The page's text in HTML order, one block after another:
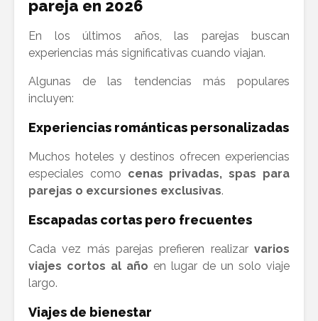
pareja en 2026
En los últimos años, las parejas buscan
experiencias más significativas cuando viajan.
Algunas de las tendencias más populares
incluyen:
Experiencias románticas personalizadas
Muchos hoteles y destinos ofrecen experiencias
especiales como cenas privadas, spas para
parejas o excursiones exclusivas.
Escapadas cortas pero frecuentes
Cada vez más parejas prefieren realizar varios
viajes cortos al año en lugar de un solo viaje
largo.
Viajes de bienestar